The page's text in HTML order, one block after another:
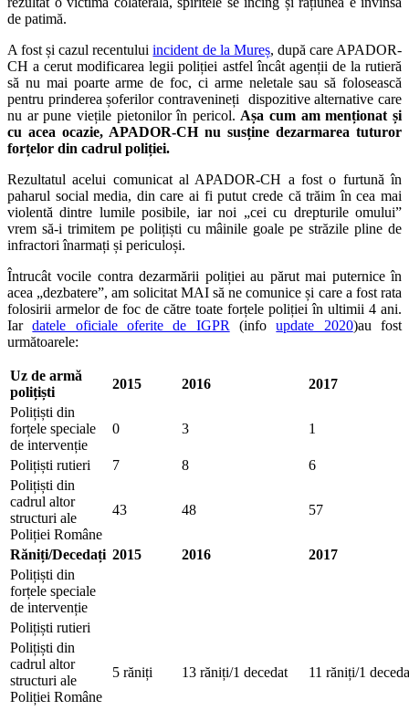
de patimă.
A fost și cazul recentuluiincident de la Mureș, după care APADOR-
CH a cerut modificarea legii poliției astfel încât agenții de la rutieră
să nu mai poarte arme de foc, ci arme neletale sau să folosească
pentru prinderea șoferilor contravenineți dispozitive alternative care
nu ar pune viețile pietonilor în pericol. Așa cum am menționat și
cu acea ocazie, APADOR-CH nu susține dezarmarea tuturor
forțelor din cadrul poliției.
Rezultatul acelui comunicat al APADOR-CH a fost o furtună în
paharul social media, din care ai fi putut crede că trăim în cea mai
violentă dintre lumile posibile, iar noi „cei cu drepturile omului”
vrem să-i trimitem pe polițiști cu mâinile goale pe străzile pline de
infractori înarmați și periculoși.
Întrucât vocile contra dezarmării poliției au părut mai puternice în
acea „dezbatere”, am solicitat MAI să ne comunice și care a fost rata
folosirii armelor de foc de către toate forțele poliției în ultimii 4 ani.
Iardatele oficiale oferite de IGPR (infoupdate 2020)au fost
următoarele:
Uz de armă
polițiști
2015 2016
2017
Polițiști din
forțele speciale
de intervenție
0 3 1
Polițiști rutieri 7 8
6
Polițiști din
cadrul altor
structuri ale
Poliției Române
43 48 57
Răniți/Decedați 2015 2016
2017
Polițiști din
forțele speciale
de intervenție
Polițiști rutieri
Polițiști din
cadrul altor
structuri ale
Poliției Române
5 răniți 13 răniți/1 decedat 11 răniți/1